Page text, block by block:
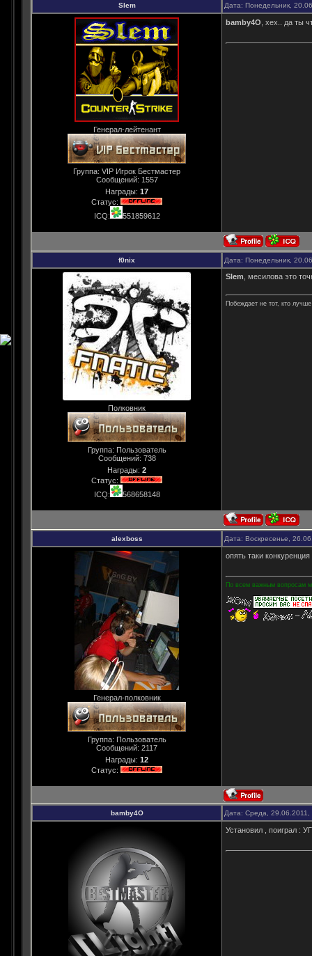
Slem Дата: Понедельник,
Генерал-лейтенант
Группа: VIP Игрок Бестмастер
Сообщений: 1557
Награды: 17
Статус:
ICQ:
551859612
bamby4O , хех.. да ты
f0nix Дата: Понедельник,
Полковник
Группа: Пользователь
Сообщений: 738
Награды: 2
Статус:
ICQ:
568658148
Slem , месилова это
Побеждает не тот, кто
alexboss Дата: Воскресенье,
Генерал-полковник
Группа: Пользователь
Сообщений: 2117
Награды: 12
Статус:
опять таки конкуренция
По всем важным вопросам
bamby4O Дата: Среда,
Установил , поиграл :